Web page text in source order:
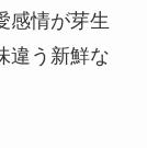
感情が芽生
違う新鮮な